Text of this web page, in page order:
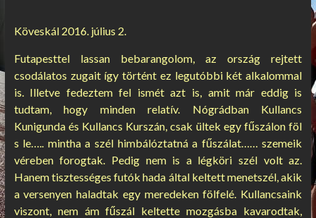
Köveskál 2016. július 2.
Futapesttel lassan bebarangolom, az ország rejtett
csodálatos zugait így történt ez legutóbbi két alkalommal
is. Illetve fedeztem fel ismét azt is, amit már eddig is
tudtam, hogy minden relatív. Nógrádban Kullancs
Kunigunda és Kullancs Kurszán, csak ültek egy fűszálon föl
s le….. mintha a szél himbálóztatná a fűszálat…… szemeik
véreben forogtak. Pedig nem is a légköri szél volt az.
Hanem tisztességes futók hada által keltett menetszél, akik
a versenyen haladtak egy meredeken fölfelé. Kullancsaink
viszont, nem ám fűszál keltette mozgásba kavarodtak,